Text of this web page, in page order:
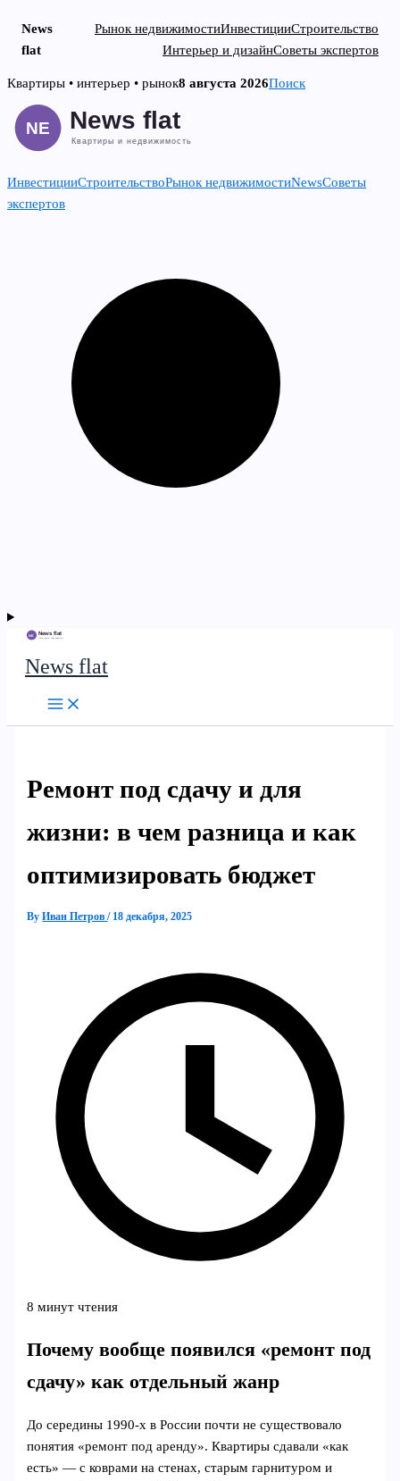
News
flat
Рынок недвижимостиИнвестицииСтроительство
Интерьер и дизайнСоветы экспертов
Skip
content
Квартиры • интерьер • рынок8 августа 2026Поиск
ИнвестицииСтроительствоРынок недвижимостиNewsСоветы
экспертов
News flat
Ремонт под сдачу и для
жизни: в чем разница и как
оптимизировать бюджет
ByИван Петров/ 18 декабря, 2025
8 минут чтения
Почему вообще появился «ремонт под
сдачу» как отдельный жанр
До середины 1990‑х в России почти не существовало
понятия «ремонт под аренду». Квартиры сдавали «как
есть» — с коврами на стенах, старым гарнитуром и